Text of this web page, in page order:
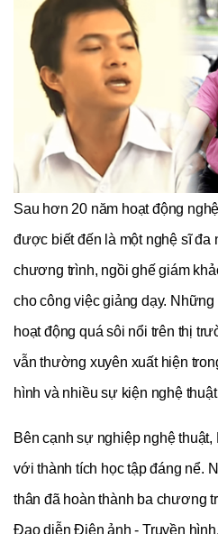
Sau hơn 20 năm hoạt động
được biết đến là một nghệ sĩ đa
chương trình, ngồi ghế giám
cho công việc giảng dạy.
hoạt động quá sôi nổi trên thị
vẫn thường xuyên xuất hiện
hình và nhiều sự kiện nghệ
Bên cạnh sự nghiệp nghệ
với thành tích học tập đáng nể.
thân đã hoàn thành ba chương
Đạo diễn Điện ảnh - Truyền